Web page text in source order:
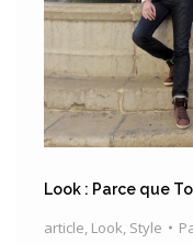
Look : Parce que
article, Look, Style